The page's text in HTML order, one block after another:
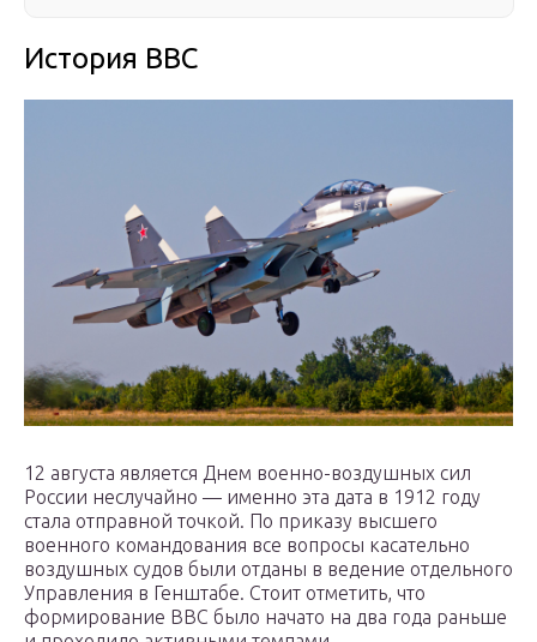
История ВВС
12 августа является Днем военно-воздушных сил
России неслучайно — именно эта дата в 1912 году
стала отправной точкой. По приказу высшего
военного командования все вопросы касательно
воздушных судов были отданы в ведение отдельного
Управления в Генштабе. Стоит отметить, что
формирование ВВС было начато на два года раньше